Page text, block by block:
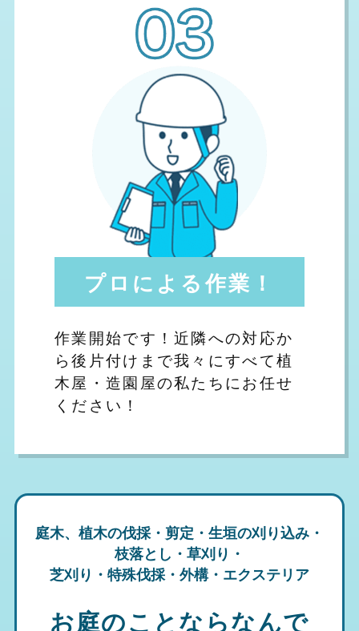
プロによる作業！
作業開始です！近隣への対応か
ら後片付けまで我々にすべて植
木屋・造園屋の私たちにお任せ
ください！
庭木、植木の伐採・剪定・生垣の刈り込み・
枝落とし・草刈り・
芝刈り・特殊伐採・外構・エクステリア
お庭のことならなんで